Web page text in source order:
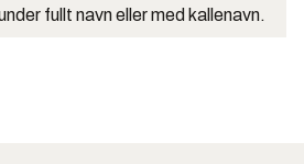
fullt navn eller med kallenavn.